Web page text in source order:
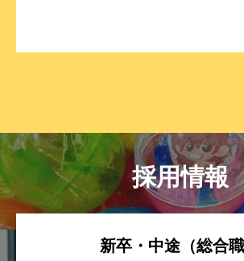
採用情報
新卒・中途（総合職